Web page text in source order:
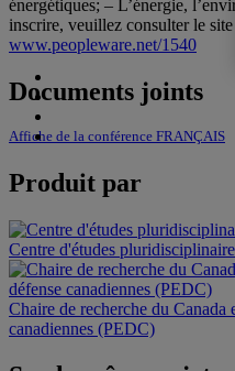
énergétiques; – L’énergie,
inscrire, veuillez consulter le site
www.peopleware.net/1540
Documents joints
Affiche de la conférence FRANÇAIS
Produit par
Centre d'études
Chaire de recherche du Canada
canadiennes (PEDC)